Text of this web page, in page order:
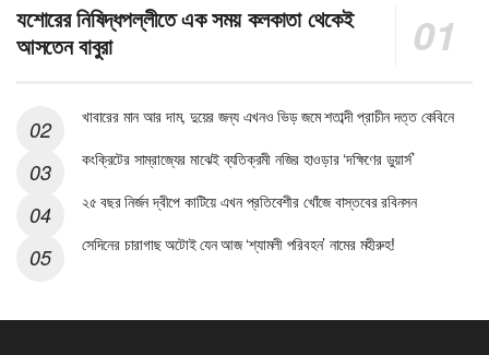
যশোরের নিষিদ্ধপল্লীতে এক সময় কলকাতা থেকেই
আসতেন বাবুরা
খাবারের মান আর দাম, দুয়ের জন্য এখনও ভিড় জমে শতাব্দী প্রাচীন দত্ত কেবিনে
কংক্রিটের সাম্রাজ্যের মাঝেই ব্যতিক্রমী নজির হাওড়ার ‘দক্ষিণের ডুয়ার্স’
২৫ বছর নির্জন দ্বীপে কাটিয়ে এখন প্রতিবেশীর খোঁজে বাস্তবের রবিনসন
সেদিনের চারাগাছ অটোই যেন আজ ‘শ্যামলী পরিবহন’ নামের মহীরুহ!